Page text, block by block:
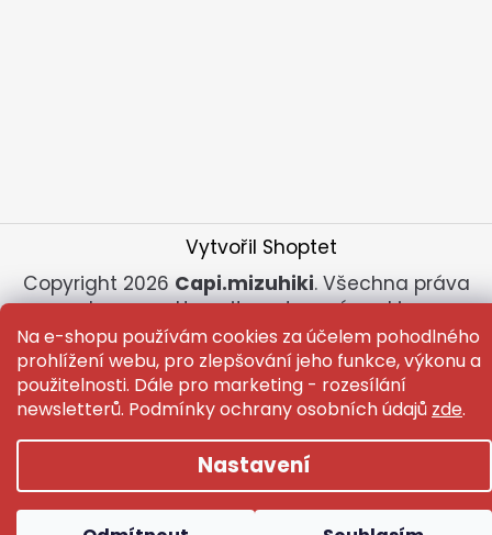
Na e-shopu používám cookies za účelem pohodlného
prohlížení webu, pro zlepšování jeho funkce, výkonu a
použitelnosti. Dále pro marketing - rozesílání
newsletterů. Podmínky ochrany osobních údajů zde.
Nastavení
Vytvořil Shoptet
Copyright 2026 Capi.mizuhiki. Všechna práva
vyhrazena.Upravit nastavení cookies